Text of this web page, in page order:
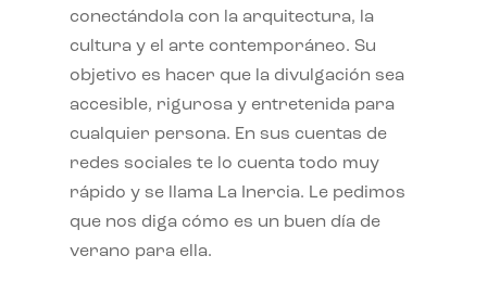
conectándola con la arquitectura, la
cultura y el arte contemporáneo. Su
objetivo es hacer que la divulgación sea
accesible, rigurosa y entretenida para
cualquier persona. En sus cuentas de
redes sociales te lo cuenta todo muy
rápido y se llama La Inercia. Le pedimos
que nos diga cómo es un buen día de
verano para ella.